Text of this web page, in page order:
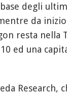
degli
da inizio
resta nella
ed una
Research,